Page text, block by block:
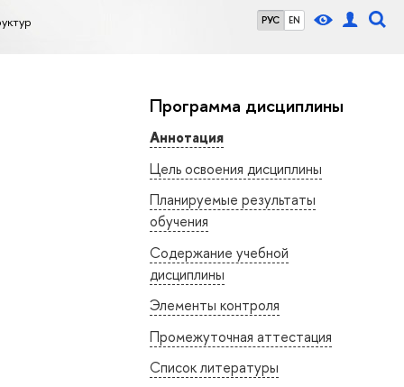
РУС EN
Программа дисциплины
Аннотация
Цель освоения дисциплины
Планируемые результаты
обучения
Содержание учебной
дисциплины
Элементы контроля
Промежуточная аттестация
Список литературы